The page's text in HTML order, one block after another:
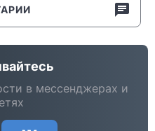
в мессенджерах и